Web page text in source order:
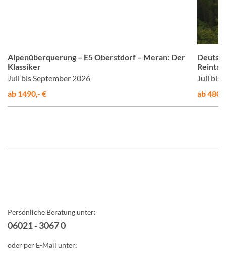
Alpenüberquerung – E5 Oberstdorf – Meran: Der
Klassiker
Juli bis September 2026
ab 1490,- €
Reintal
Juli bis
ab
Persönliche Beratung unter:
06021 - 3067 0
oder per E-Mail unter: